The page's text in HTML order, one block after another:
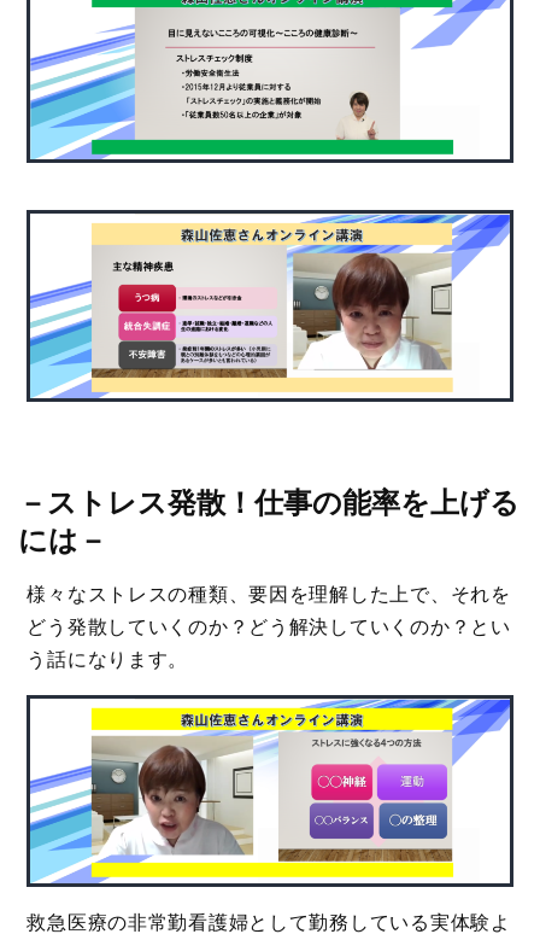
－ ストレス発散！仕事の能率を上げる
には －
様々なストレスの種類、要因を理解した上で、それを
どう発散していくのか？どう解決していくのか？とい
う話になります。
救急医療の非常勤看護婦として勤務している実体験よ